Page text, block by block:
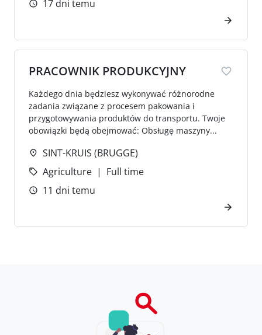
17 dni temu
PRACOWNIK PRODUKCYJNY
Każdego dnia będziesz wykonywać różnorodne
zadania związane z procesem pakowania i
przygotowywania produktów do transportu. Twoje
obowiązki będą obejmować: Obsługę maszyny...
SINT-KRUIS (BRUGGE)
Agriculture
Full time
11 dni temu